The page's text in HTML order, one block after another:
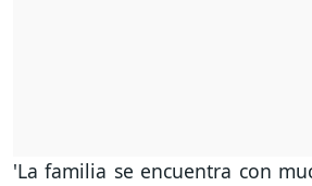
'La familia se encuentra con